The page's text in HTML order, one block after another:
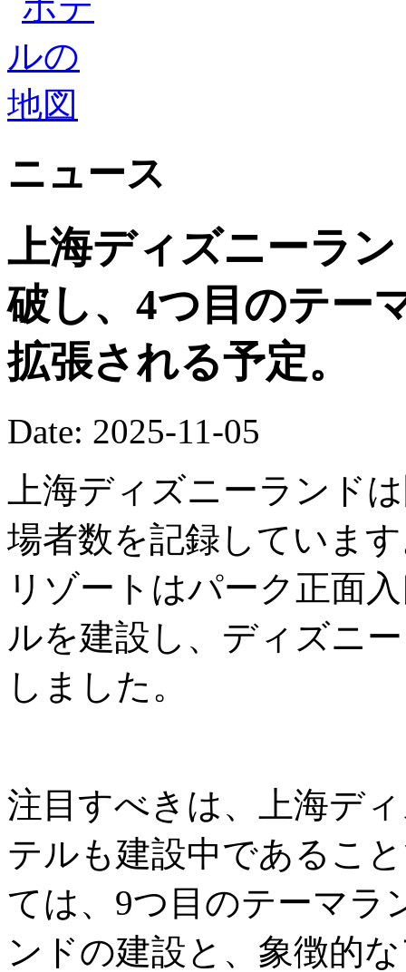
ニュース
上海ディズニーラ
破し、4つ目のテー
拡張される予定。
Date: 2025-11-05
上海ディズニーランド
場者数を記録していま
リゾートはパーク正面
ルを建設し、ディズニ
しました。
注目すべきは、上海デ
テルも建設中であるこ
ては、9つ目のテーマラ
ンドの建設と、象徴的